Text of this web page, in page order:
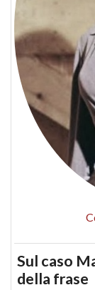
Sul caso
della frase